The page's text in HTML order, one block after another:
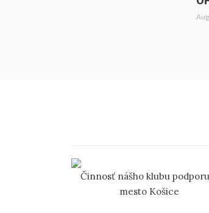
Činnosť nášho klubu
mesto Košice